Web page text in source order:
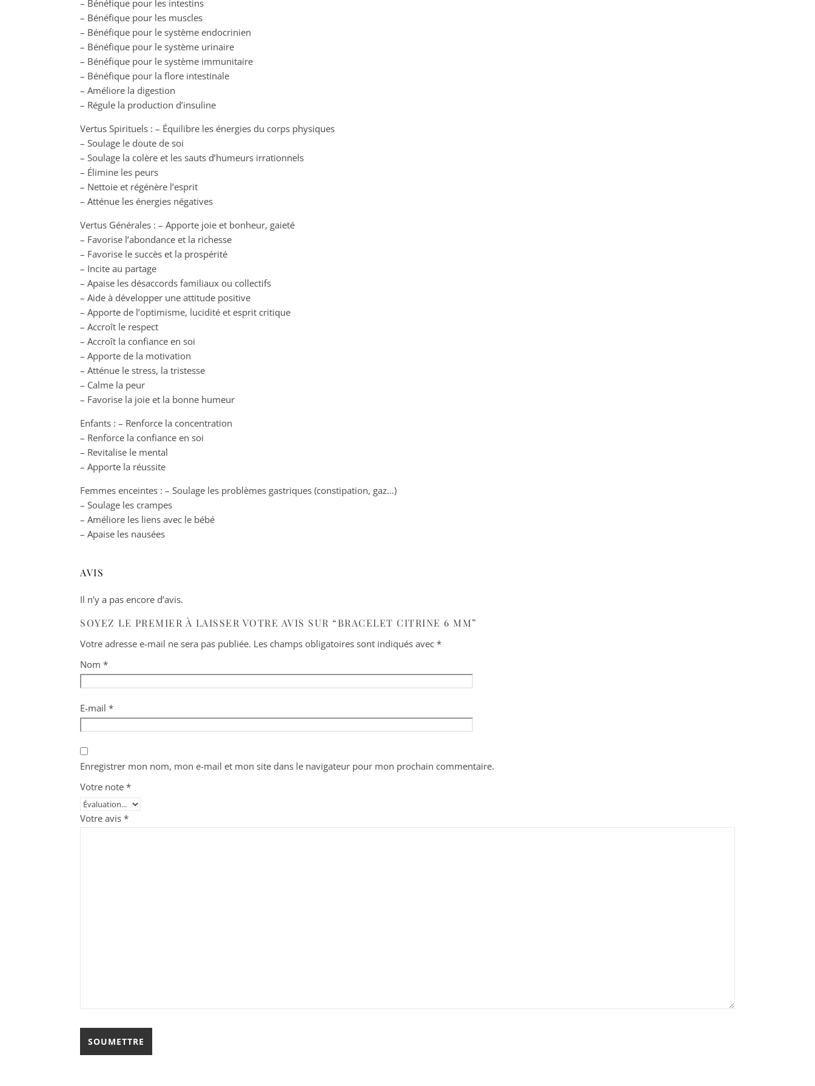
– Bénéfique pour les intestins
– Bénéfique pour les muscles
– Bénéfique pour le système endocrinien
– Bénéfique pour le système urinaire
– Bénéfique pour le système immunitaire
– Bénéfique pour la flore intestinale
– Améliore la digestion
– Régule la production d’insuline
Vertus Spirituels : – Équilibre les énergies du corps physiques
– Soulage le doute de soi
– Soulage la colère et les sauts d’humeurs irrationnels
– Élimine les peurs
– Nettoie et régénère l’esprit
– Atténue les énergies négatives
Vertus Générales : – Apporte joie et bonheur, gaieté
– Favorise l’abondance et la richesse
– Favorise le succès et la prospérité
– Incite au partage
– Apaise les désaccords familiaux ou collectifs
– Aide à développer une attitude positive
– Apporte de l’optimisme, lucidité et esprit critique
– Accroît le respect
– Accroît la confiance en soi
– Apporte de la motivation
– Atténue le stress, la tristesse
– Calme la peur
– Favorise la joie et la bonne humeur
Enfants : – Renforce la concentration
– Renforce la confiance en soi
– Revitalise le mental
– Apporte la réussite
Femmes enceintes : – Soulage les problèmes gastriques (constipation, gaz…)
– Soulage les crampes
– Améliore les liens avec le bébé
– Apaise les nausées
AVIS
Il n’y a pas encore d’avis.
SOYEZ LE PREMIER À LAISSER VOTRE AVIS SUR “BRACELET CITRINE 6 MM”
Votre adresse e-mail ne sera pas publiée. Les champs obligatoires sont indiqués avec *
Nom *
E-mail *
Enregistrer mon nom, mon e-mail et mon site dans le navigateur pour mon prochain commentaire.
Votre note *
Votre avis *